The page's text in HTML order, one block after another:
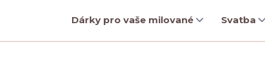
Dárky pro vaše milované Svatba